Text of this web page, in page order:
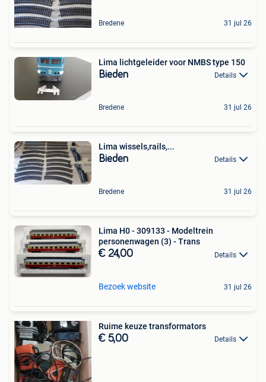
Bredene 31 jul 26
Lima lichtgeleider voor NMBS type 150
Bieden Details
Bredene 31 jul 26
Lima wissels,rails,...
Bieden Details
Bredene 31 jul 26
Lima H0 - 309133 - Modeltrein
personenwagen (3) - Trans
€ 24,00 Details
Bezoek website 31 jul 26
Ruime keuze transformators
€ 5,00 Details